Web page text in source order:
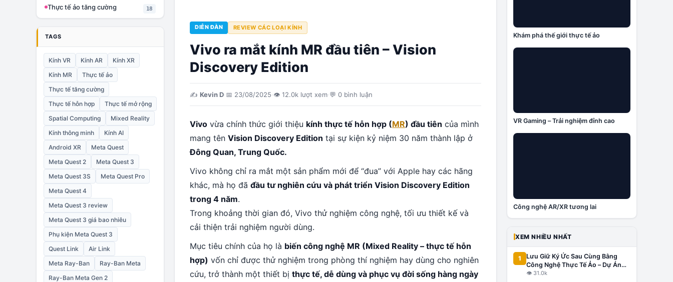
Thực tế ảo tăng cường 18
TAGS
Kính VR Kính AR
Kính XR
Kính MR
Thực tế ảo
Thực tế tăng cường
Thực tế hỗn hợp
Thực tế mở rộng
Spatial Computing
Mixed Reality
Kính thông minh
Kính AI
Android XR
Meta Quest
Meta Quest 2
Meta Quest 3
Meta Quest 3S
Meta Quest Pro
Meta Quest 4
Meta Quest 3 review
Meta Quest 3 giá bao nhiêu
Phụ kiện Meta Quest 3
Quest Link
Air Link
Meta Ray-Ban
Ray-Ban Meta
Ray-Ban Meta Gen 2
DIỄN ĐÀN REVIEW CÁC LOẠI KÍNH
Vivo ra mắt kính MR đầu tiên – Vision
Discovery Edition
✍️ Kevin D·📅 23/08/2025·👁 12.0k lượt xem·💬 0 bình luận
Vivo vừa chính thức giới thiệu kính thực tế hỗn hợp (MR) đầu tiên của mình
mang tên Vision Discovery Edition tại sự kiện kỷ niệm 30 năm thành lập ở
Đông Quan, Trung Quốc.
Vivo không chỉ ra mắt một sản phẩm mới để “đua” với Apple hay các hãng
khác, mà họ đã đầu tư nghiên cứu và phát triển Vision Discovery Edition
trong 4 năm.
Trong khoảng thời gian đó, Vivo thử nghiệm công nghệ, tối ưu thiết kế và
cải thiện trải nghiệm người dùng.
Mục tiêu chính của họ là biến công nghệ MR (Mixed Reality – thực tế hỗn
hợp) vốn chỉ được thử nghiệm trong phòng thí nghiệm hay dùng cho nghiên
cứu, trở thành một thiết bị thực tế, dễ dùng và phục vụ đời sống hàng ngày
Khám phá thế giới thực tế ảo
VR Gaming – Trải nghiệm đỉnh cao
Công nghệ AR/XR tương lai
XEM NHIỀU NHẤT
1
Lưu Giữ Ký Ức Sau Cùng Bằng
Công Nghệ Thực Tế Ảo – Dự Án
Đầu Tiên Tại Việt Nam, Lấy Cảm
👁 31.0k